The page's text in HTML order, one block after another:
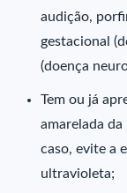
audição,
gestacional
(doença
Tem ou já
amarelada
caso, evite a
ultravioleta;